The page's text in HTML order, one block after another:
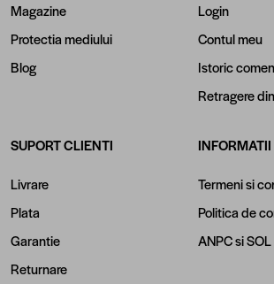
Magazine
Protectia mediului
Blog
Login
Contul meu
Istoric
Retragere
SUPORT CLIENTI
Livrare
Plata
Garantie
Returnare
Termeni si
Politica de
ANPCsiSOL